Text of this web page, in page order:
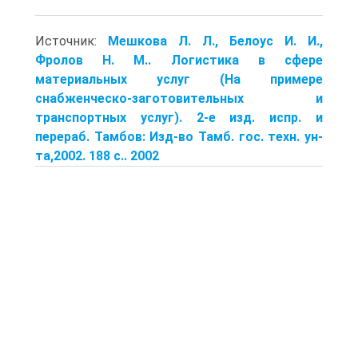
Источник: Мешкова Л. Л., Белоус И. И.,
Фролов Н. М.. Логистика в сфере
материальных услуг (На примере
снабженческо-заготовительных и
транспортных услуг). 2-е изд. испр. и
перераб. Тамбов: Изд-во Тамб. гос. техн. ун-
та,2002. 188 с.. 2002